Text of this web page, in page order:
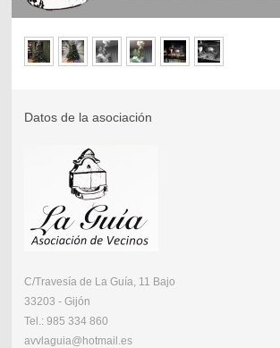
Datos de la asociación
C/Travesía de La Guía, 11 Bajo
33203 - Gijón
Tel.: 985 334 860
avvlaguia@hotmail.es